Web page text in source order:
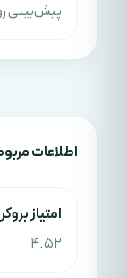
پیش‌بینی
اطلاعات
امتياز بروکر
4.52